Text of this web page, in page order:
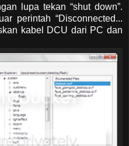
lupa tekan “shut down”.
perintah “Disconnected...
kabel DCU dari PC dan